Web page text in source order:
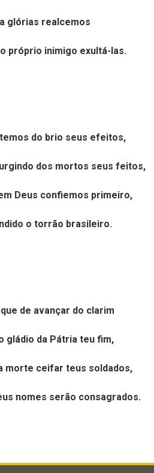
glórias realcemos
próprio inimigo exultá-las.
do brio seus efeitos,
dos mortos seus feitos,
Deus confiemos primeiro,
o torrão brasileiro.
de avançar do clarim
gládio da Pátria teu fim,
morte ceifar teus soldados,
nomes serão consagrados.